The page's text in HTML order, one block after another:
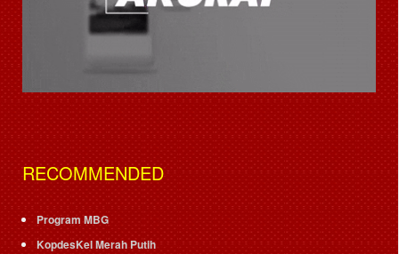
RECOMMENDED
Program MBG
KopdesKel Merah Putih